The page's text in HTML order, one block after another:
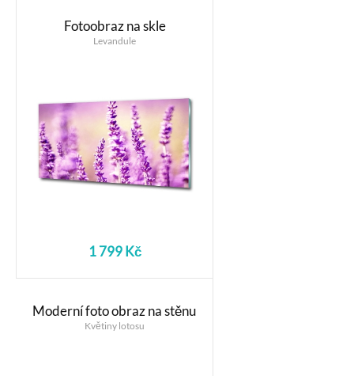
Fotoobraz na skle
Levandule
1 799 Kč
Moderní foto obraz na stěnu
Květiny lotosu